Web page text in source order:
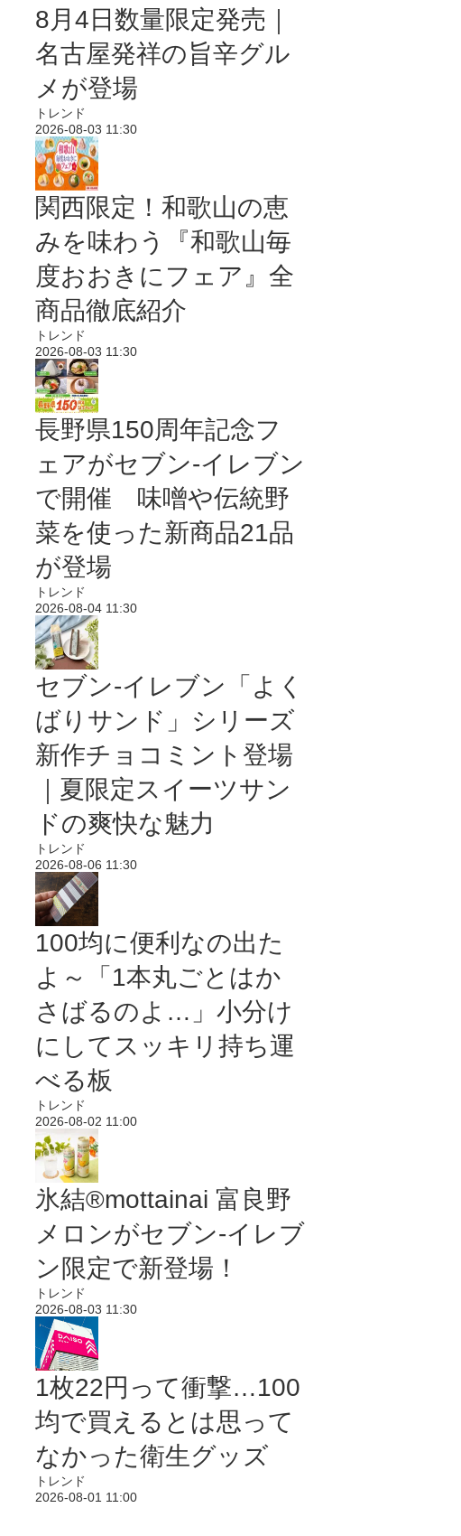
8月4日数量限定発売｜
名古屋発祥の旨辛グル
メが登場
トレンド
2026-08-03 11:30
関西限定！和歌山の恵
みを味わう『和歌山毎
度おおきにフェア』全
商品徹底紹介
トレンド
2026-08-03 11:30
長野県150周年記念フ
ェアがセブン-イレブン
で開催 味噌や伝統野
菜を使った新商品21品
が登場
トレンド
2026-08-04 11:30
セブン‐イレブン「よく
ばりサンド」シリーズ
新作チョコミント登場
｜夏限定スイーツサン
ドの爽快な魅力
トレンド
2026-08-06 11:30
100均に便利なの出た
よ～「1本丸ごとはか
さばるのよ…」小分け
にしてスッキリ持ち運
べる板
トレンド
2026-08-02 11:00
氷結®mottainai 富良野
メロンがセブン‐イレブ
ン限定で新登場！
トレンド
2026-08-03 11:30
1枚22円って衝撃…100
均で買えるとは思って
なかった衛生グッズ
トレンド
2026-08-01 11:00